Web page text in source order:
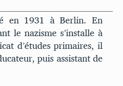
en 1931 à Berlin. En
le nazisme s’installe à
d’études primaires, il
puis assistant de